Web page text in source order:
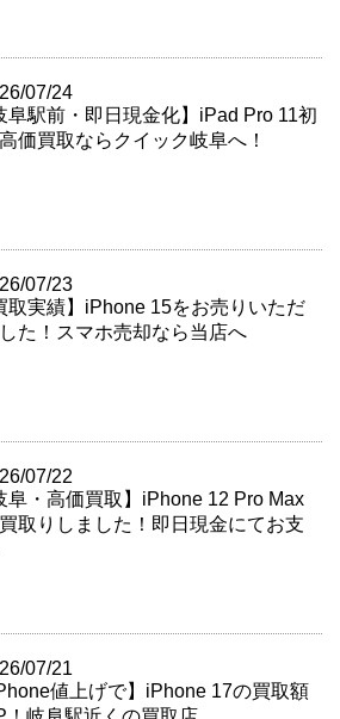
07/24
阜駅前・即日現金化】iPad Pro 11初
価買取ならクイック岐阜へ！
07/23
取実績】iPhone 15をお売りいただ
た！スマホ売却なら当店へ
07/22
阜・高価買取】iPhone 12 Pro Max
取りしました！即日現金にてお支
07/21
値上げで】iPhone 17の買取額